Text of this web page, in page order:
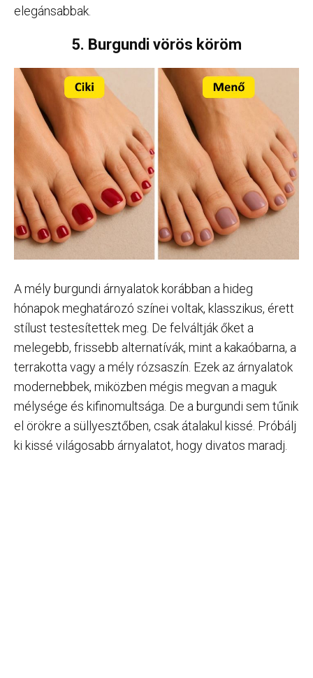
elegánsabbak.
5. Burgundi vörös köröm
A mély burgundi árnyalatok korábban a hideg
hónapok meghatározó színei voltak, klasszikus, érett
stílust testesítettek meg. De felváltják őket a
melegebb, frissebb alternatívák, mint a kakaóbarna, a
terrakotta vagy a mély rózsaszín. Ezek az árnyalatok
modernebbek, miközben mégis megvan a maguk
mélysége és kifinomultsága. De a burgundi sem tűnik
el örökre a süllyesztőben, csak átalakul kissé. Próbálj
ki kissé világosabb árnyalatot, hogy divatos maradj.